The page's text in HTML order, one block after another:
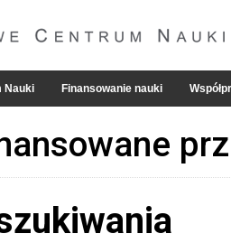
Nauki Finansowanie nauki